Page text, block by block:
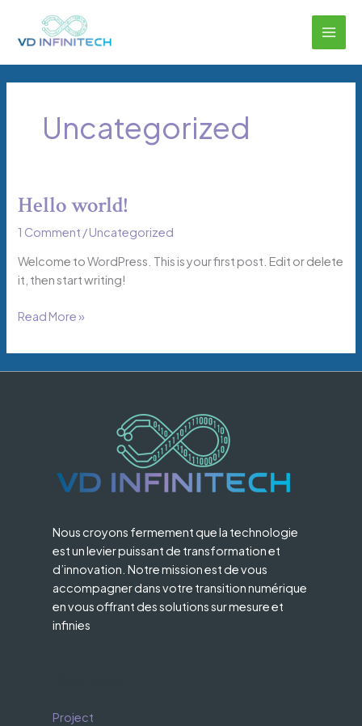
content
Uncategorized
Hello world!
1 Comment /Uncategorized
Welcome to WordPress. This is your first post. Edit or delete
it, then start writing!
Hello
Read More »
Nous croyons fermement que la technologie
est un levier puissant de transformation et
d’innovation. Notre mission est de vous
accompagner dans votre transition numérique
en vous offrant des solutions sur mesure et
infinies
Project